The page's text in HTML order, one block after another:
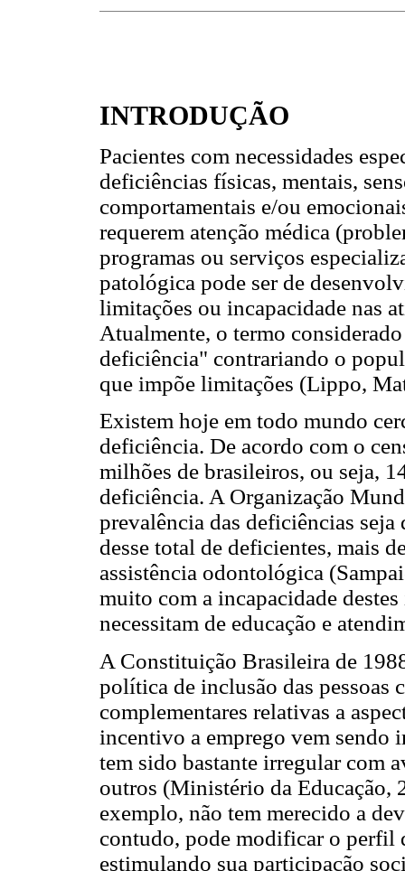
INTRODUÇÃO
Pacientes com necessidades
deficiências físicas, mentais,
comportamentais e/ou
requerem atenção médica
programas ou serviços
patológica pode ser de
limitações ou incapacidade nas
Atualmente, o termo
deficiência" contrariando o
que impõe limitações (Lippo,
Existem hoje em todo mundo
deficiência. De acordo com o
milhões de brasileiros, ou seja,
deficiência. A Organização
prevalência das deficiências seja
desse total de deficientes, mais
assistência odontológica
muito com a incapacidade
necessitam de educação e
A Constituição Brasileira de
política de inclusão das
complementares relativas a
incentivo a emprego vem sendo
tem sido bastante irregular com
outros (Ministério da Educação,
exemplo, não tem merecido a
contudo, pode modificar o
estimulando sua participação